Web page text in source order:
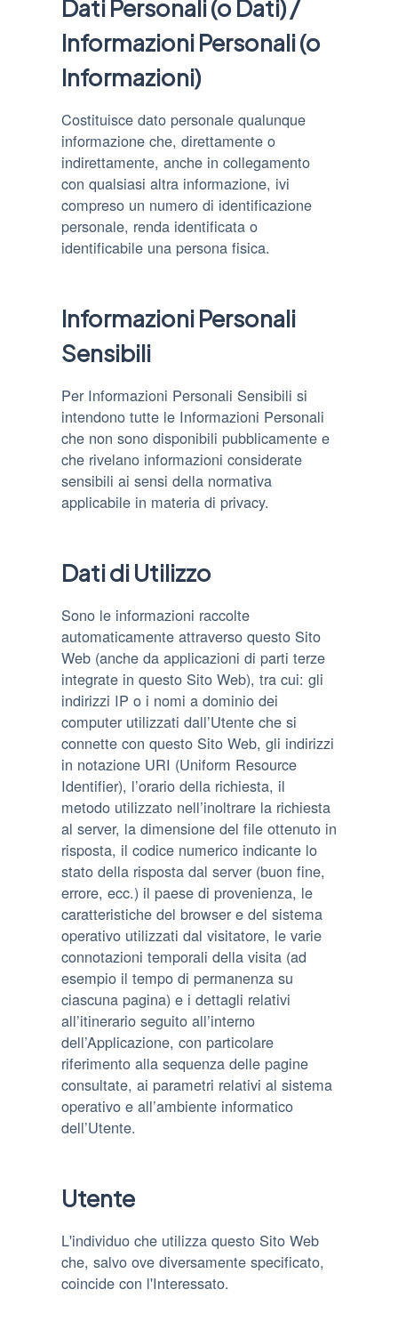
Dati Personali (o Dati) /
Informazioni Personali (o
Informazioni)
Costituisce dato personale qualunque
informazione che, direttamente o
indirettamente, anche in collegamento
con qualsiasi altra informazione, ivi
compreso un numero di identificazione
personale, renda identificata o
identificabile una persona fisica.
Informazioni Personali
Sensibili
Per Informazioni Personali Sensibili si
intendono tutte le Informazioni Personali
che non sono disponibili pubblicamente e
che rivelano informazioni considerate
sensibili ai sensi della normativa
applicabile in materia di privacy.
Dati di Utilizzo
Sono le informazioni raccolte
automaticamente attraverso questo Sito
Web (anche da applicazioni di parti terze
integrate in questo Sito Web), tra cui: gli
indirizzi IP o i nomi a dominio dei
computer utilizzati dall’Utente che si
connette con questo Sito Web, gli indirizzi
in notazione URI (Uniform Resource
Identifier), l’orario della richiesta, il
metodo utilizzato nell’inoltrare la richiesta
al server, la dimensione del file ottenuto in
risposta, il codice numerico indicante lo
stato della risposta dal server (buon fine,
errore, ecc.) il paese di provenienza, le
caratteristiche del browser e del sistema
operativo utilizzati dal visitatore, le varie
connotazioni temporali della visita (ad
esempio il tempo di permanenza su
ciascuna pagina) e i dettagli relativi
all’itinerario seguito all’interno
dell’Applicazione, con particolare
riferimento alla sequenza delle pagine
consultate, ai parametri relativi al sistema
operativo e all’ambiente informatico
dell’Utente.
Utente
L'individuo che utilizza questo Sito Web
che, salvo ove diversamente specificato,
coincide con l'Interessato.